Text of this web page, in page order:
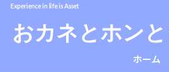
Experience in life is Asset
おカネとホン
ホーム